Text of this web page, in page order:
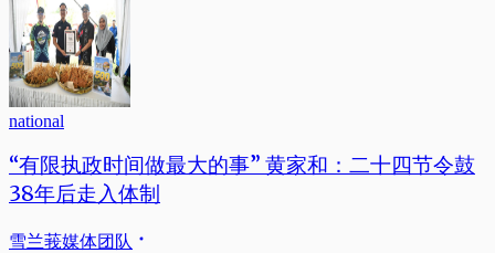
national
“有限执政时间做最大的事” 黄家和：二十四节令鼓
38年后走入体制
雪兰莪媒体团队